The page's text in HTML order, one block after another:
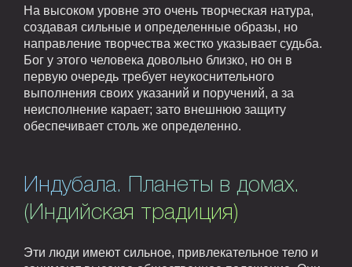
На высоком уровне это очень творческая натура,
создавая сильные и определенные образы, но
направление творчества жестко указывает судьба.
Бог у этого человека довольно близко, но он в
первую очередь требует неукоснительного
выполнения своих указаний и поручений, а за
неисполнение карает; зато внешнюю защиту
обеспечивает столь же определенно.
Индубала. Планеты в домах.
(Индийская традиция)
Эти люди имеют сильное, привлекательное тело и